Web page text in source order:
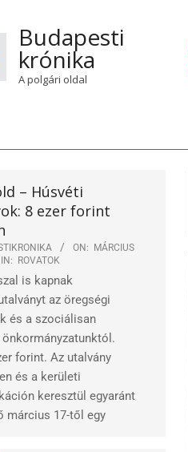
Budapesti
krónika
A polgári oldal
– Húsvéti
8 ezer forint
ON:
MÁRCIUS
IN: ROVATOK
is kapnak
az öregségi
és a szociálisan
forint. Az utalvány
és a kerületi
keresztül egyaránt
március 17-től egy